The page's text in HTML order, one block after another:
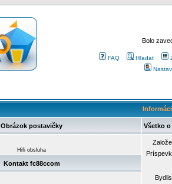
Bolo
FAQ Hľadať
Obrázok postavičky Všetko
Hifi obsluha
Kontakt fc88ccom